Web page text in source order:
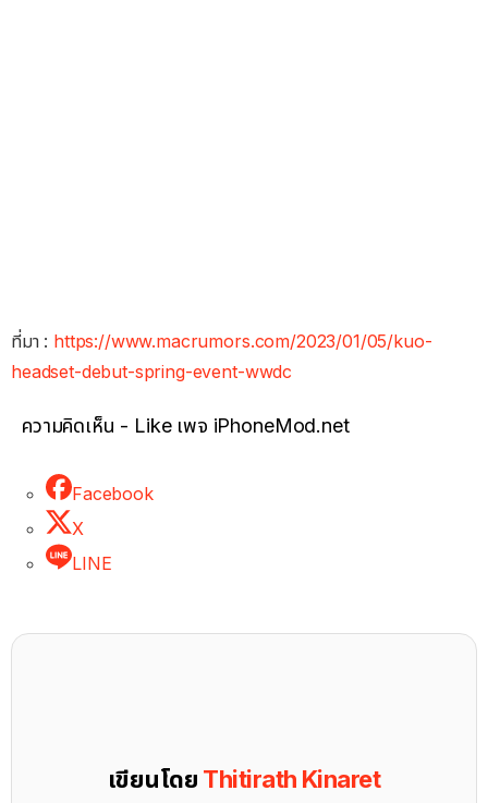
ที่มา : https://www.macrumors.com/2023/01/05/kuo-
headset-debut-spring-event-wwdc
ความคิดเห็น - Like เพจ iPhoneMod.net
Facebook
X
LINE
เขียนโดย Thitirath Kinaret